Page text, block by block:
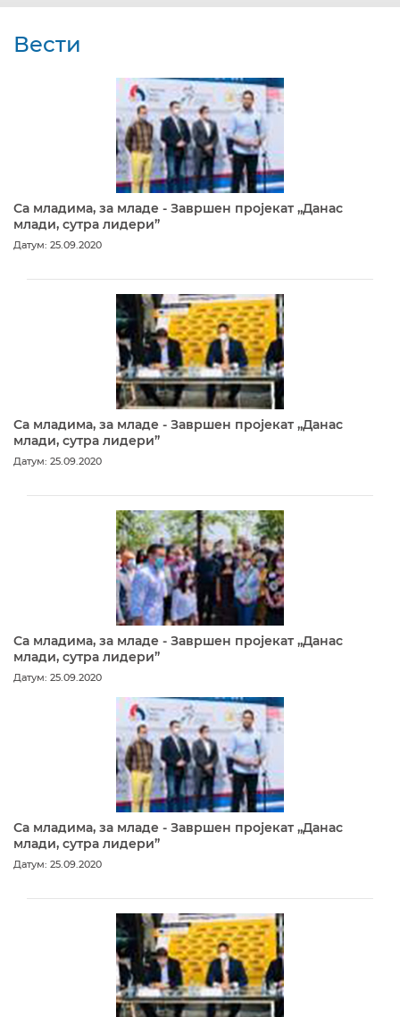
Вести
Са младима, за младе - Завршен пројекат „Данас
млади, сутра лидери”
Датум: 25.09.2020
Са младима, за младе - Завршен пројекат „Данас
млади, сутра лидери”
Датум: 25.09.2020
Са младима, за младе - Завршен пројекат „Данас
млади, сутра лидери”
Датум: 25.09.2020
Са младима, за младе - Завршен пројекат „Данас
млади, сутра лидери”
Датум: 25.09.2020